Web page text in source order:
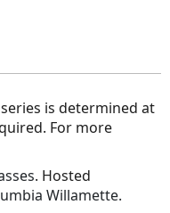
series is determined at
For more
. Hosted
Willamette.